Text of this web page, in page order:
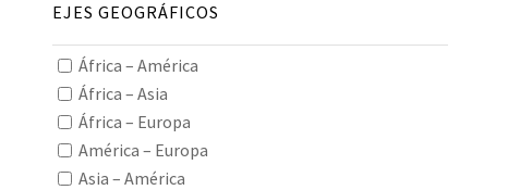
EJES GEOGRÁFICOS
África – América
África – Asia
África – Europa
América – Europa
Asia – América